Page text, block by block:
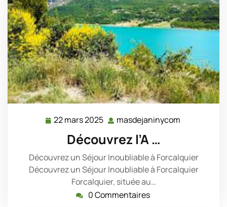
22 mars 2025 22
2025
masdejaninycom
Découvrez l’A …
Découvrez un Séjour Inoubliable à Forcalquier
Découvrez un Séjour Inoubliable à Forcalquier
Forcalquier, située au…
0 Commentaires